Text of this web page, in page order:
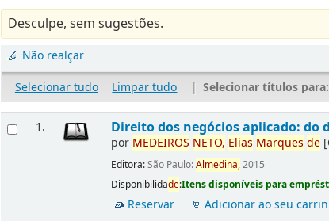
Desculpe, sem sugestões.
Não realçar
Selecionar tudo
Limpar tudo | Selecionar títulos para:
1. Direito dos negócios aplicado:
por MEDEIROS NETO, Elias Marques de
Editora:São Paulo:Almedina,2015
Disponibilidade:Itens disponíveis para
Reservar Adicionar ao seu